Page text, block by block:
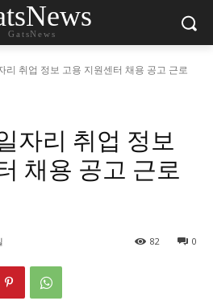
GatsNews
리 취업 정보 고용 지원센터 채용 공고 근로
자리 취업 정보
채용 공고 근로
0
82